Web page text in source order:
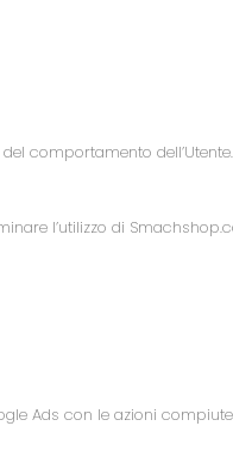
comportamento dell’Utente.
l’utilizzo di
Ads con le azioni